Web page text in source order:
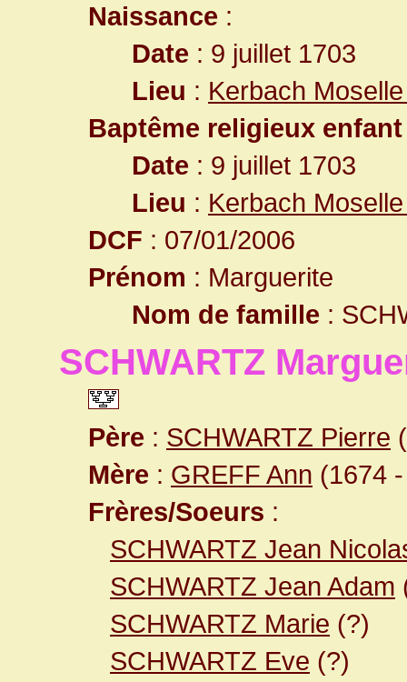
Naissance :
Date : 9 juillet 1703
Lieu : Kerbach
Baptême religieux enfant
Date : 9 juillet 1703
Lieu : Kerbach
DCF : 07/01/2006
Prénom : Marguerite
Nom de famille :
SCHWARTZ
Père : SCHWARTZ Pierre
Mère : GREFF Ann (1674
Frères/Soeurs :
SCHWARTZ Jean
SCHWARTZ Jean Adam
SCHWARTZ Marie (?)
SCHWARTZ Eve (?)